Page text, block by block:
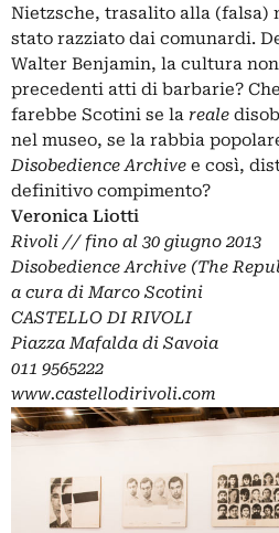
Nietzsche, trasalito alla (falsa)
stato razziato dai comunardi.
Walter Benjamin, la cultura
precedenti atti di barbarie?
farebbe Scotini se la reale
nel museo, se la rabbia
Disobedience Archive e così,
definitivo compimento?
Veronica Liotti
Rivoli //fino al 30 giugno 2013
Disobedience Archive (The
a cura di Marco Scotini
CASTELLO DI RIVOLI
Piazza Mafalda di Savoia
011 9565222
www.castellodirivoli.com